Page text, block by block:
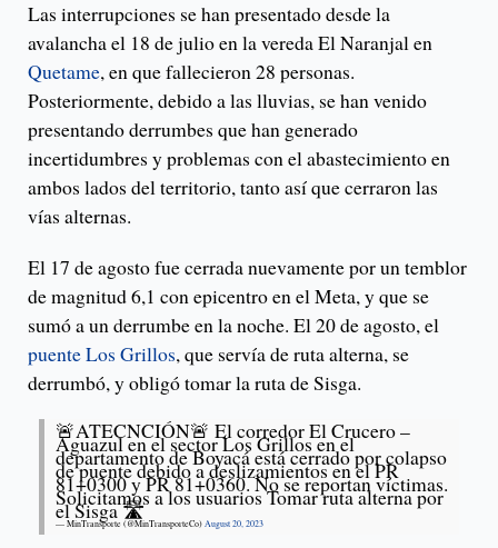
Las interrupciones se han presentado desde la
avalancha el 18 de julio en la vereda El Naranjal en
Quetame, en que fallecieron 28 personas.
Posteriormente, debido a las lluvias, se han venido
presentando derrumbes que han generado
incertidumbres y problemas con el abastecimiento en
ambos lados del territorio, tanto así que cerraron las
vías alternas.
El 17 de agosto fue cerrada nuevamente por un temblor
de magnitud 6,1 con epicentro en el Meta, y que se
sumó a un derrumbe en la noche. El 20 de agosto, el
puente Los Grillos, que servía de ruta alterna, se
derrumbó, y obligó tomar la ruta de Sisga.
🚨ATECNCIÓN🚨 El corredor El Crucero –
Aguazul en el sector Los Grillos en el
departamento de Boyacá está cerrado por colapso
de puente debido a deslizamientos en el PR
81+0300 y PR 81+0360. No se reportan víctimas.
Solicitamos a los usuarios Tomar ruta alterna por
el Sisga 🛣️
— MinTransporte (@MinTransporteCo) August 20, 2023